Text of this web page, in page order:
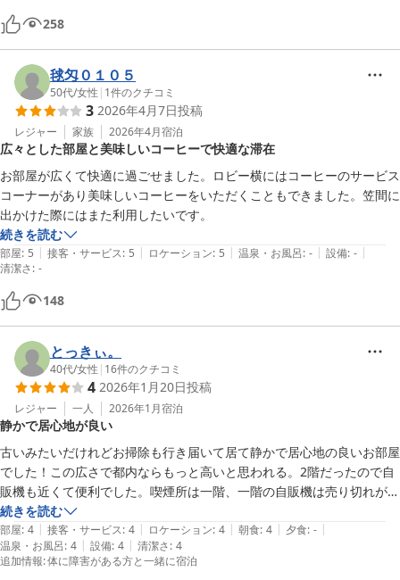
258
毬匁０１０５
50代/女性 | 1件のクチコミ
3 2026年4月7日投稿
レジャー 家族 2026年4月宿泊
広々とした部屋と美味しいコーヒーで快適な滞在
お部屋が広くて快適に過ごせました。ロビー横にはコーヒーのサービス
コーナーがあり美味しいコーヒーをいただくこともできました。笠間に
出かけた際にはまた利用したいです。
続きを読む
部屋: 5 | 接客・サービス: 5 | ロケーション: 5 | 温泉・お風呂: - | 設備: - |
清潔さ: -
148
とっきぃ。
40代/女性 | 16件のクチコミ
4 2026年1月20日投稿
レジャー 一人 2026年1月宿泊
静かで居心地が良い
古いみたいだけれどお掃除も行き届いて居て静かで居心地の良いお部屋
でした！この広さで都内ならもっと高いと思われる。2階だったので自
販機も近くて便利でした。喫煙所は一階、一階の自販機は売り切れが多
かったのでこまめに補充していただけるといいかも。2階の自販機は水
が売り切れてたから水だけ給水機などを置いてもらえると嬉しいかもで
す。ロビーにコーヒーのサービスがあるのも嬉しいです！コーヒー高騰
でおかわり自由をやめるお店さんが多い中、デロンギの美味しいコーヒ
続きを読む
部屋: 4 | 接客・サービス: 4 | ロケーション: 4 | 朝食: 4 | 夕食: - |
温泉・お風呂: 4 | 設備: 4 | 清潔さ: 4
追加情報:体に障害がある方と一緒に宿泊